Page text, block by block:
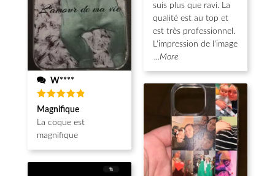
W****
Note5
sur 5
Magnifique
La coque est
magnifique
suis plus que ravi. La
qualité est au top et
est très professionnel.
L'impression de l'image
...More